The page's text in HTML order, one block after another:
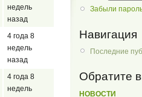
недель
назад
4 года 8
недель
назад
4 года 8
недель
Забыли
Навигация
Последние
Обратите
НОВОСТИ